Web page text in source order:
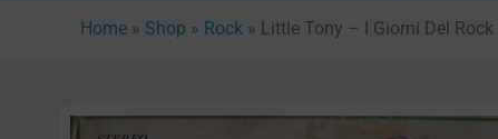
Home » Shop » Rock » Little Tony – I Giorni Del Rock